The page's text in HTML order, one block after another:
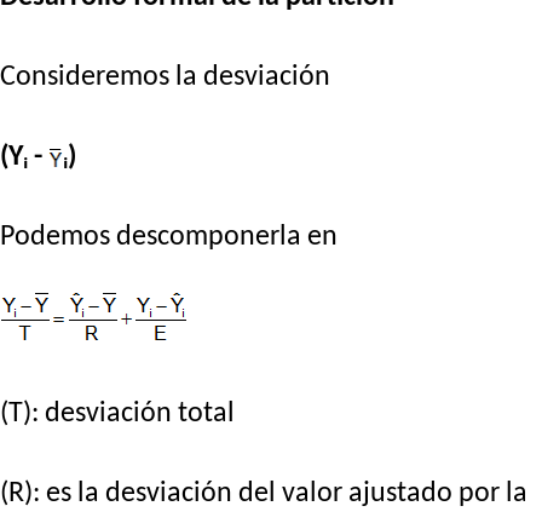
Consideremos la desviación
(Yᵢ - ᵢ)
Podemos descomponerla en
(T): desviación total
(R): es la desviación del valor ajustado por la